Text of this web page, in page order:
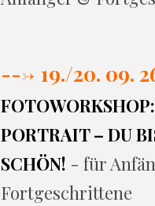
---> 19./20. 09.
FOTOWORKSHOP:
PORTRAIT – DU
SCHÖN! - für
Fortgeschrittene